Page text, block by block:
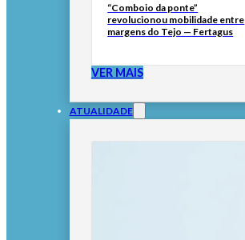
“Comboio da ponte”
revolucionou mobilidade entre
margens do Tejo — Fertagus
VER MAIS
ATUALIDADE